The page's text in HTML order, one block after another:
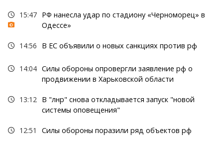
15:47 РФ нанесла удар по стадиону «Черноморец» в
Одессе»
14:56 В ЕС объявили о новых санкциях против рф
14:04 Силы обороны опровергли заявление рф о
продвижении в Харьковской области
13:12 В "лнр" снова откладывается запуск "новой
системы оповещения"
12:51 Силы обороны поразили ряд объектов рф